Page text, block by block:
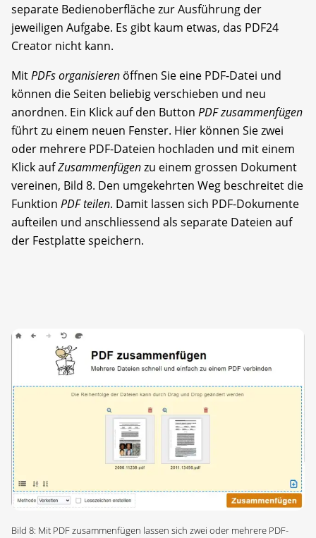
separate Bedienoberfläche zur Ausführung der
jeweiligen Aufgabe. Es gibt kaum etwas, das PDF24
Creator nicht kann.
MitPDFs organisieren öffnen Sie eine PDF-Datei und
können die Seiten beliebig verschieben und neu
anordnen. Ein Klick auf den Button PDF zusammenfügen
führt zu einem neuen Fenster. Hier können Sie zwei
oder mehrere PDF-Dateien hochladen und mit einem
Klick aufZusammenfügenzu einem grossen Dokument
vereinen, Bild 8. Den umgekehrten Weg beschreitet die
Funktion PDF teilen. Damit lassen sich PDF-Dokumente
aufteilen und anschliessend als separate Dateien auf
der Festplatte speichern.
Bild 8: Mit PDF zusammenfügen lassen sich zwei oder mehrere PDF-